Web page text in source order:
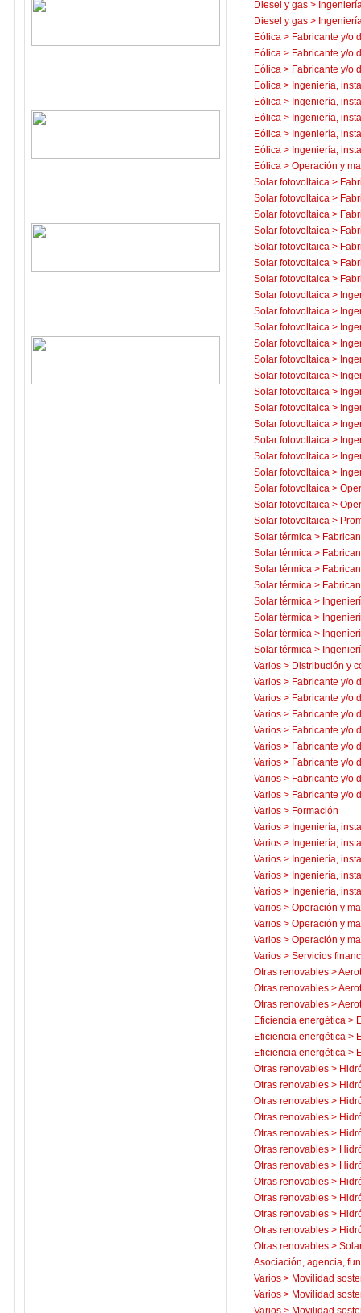
Diesel y gas >
Diesel y gas >
Eólica > Fabricante y/o
Eólica > Fabricante y/o
Eólica > Fabricante y/o
Eólica > Ingeniería,
Eólica > Ingeniería,
Eólica > Ingeniería,
Eólica > Ingeniería,
Eólica > Ingeniería,
Eólica > Operación y
Solar fotovoltaica >
Solar fotovoltaica >
Solar fotovoltaica >
Solar fotovoltaica >
Solar fotovoltaica >
Solar fotovoltaica >
Solar fotovoltaica >
Solar fotovoltaica >
Solar fotovoltaica >
Solar fotovoltaica >
Solar fotovoltaica >
Solar fotovoltaica >
Solar fotovoltaica >
Solar fotovoltaica >
Solar fotovoltaica >
Solar fotovoltaica >
Solar fotovoltaica >
Solar fotovoltaica >
Solar fotovoltaica >
Solar fotovoltaica >
Solar fotovoltaica >
Solar fotovoltaica >
Solar térmica >
Solar térmica >
Solar térmica >
Solar térmica >
Solar térmica >
Solar térmica >
Solar térmica >
Solar térmica >
Varios > Distribución y
Varios > Fabricante y/o
Varios > Fabricante y/o
Varios > Fabricante y/o
Varios > Fabricante y/o
Varios > Fabricante y/o
Varios > Fabricante y/o
Varios > Fabricante y/o
Varios > Fabricante y/o
Varios > Formación
Varios > Ingeniería,
Varios > Ingeniería,
Varios > Ingeniería,
Varios > Ingeniería,
Varios > Ingeniería,
Varios > Operación y
Varios > Operación y
Varios > Operación y
Varios > Servicios
Otras renovables >
Otras renovables >
Otras renovables >
Eficiencia energética >
Eficiencia energética >
Eficiencia energética >
Otras renovables >
Otras renovables >
Otras renovables >
Otras renovables >
Otras renovables >
Otras renovables >
Otras renovables >
Otras renovables >
Otras renovables >
Otras renovables >
Otras renovables >
Otras renovables >
Asociación, agencia,
Varios > Movilidad
Varios > Movilidad
Varios > Movilidad